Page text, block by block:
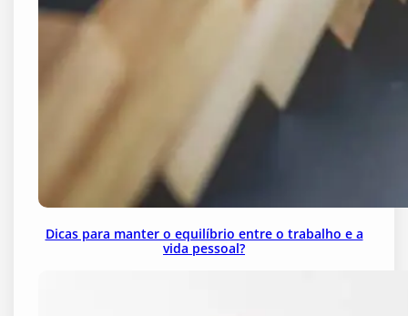
Dicas para manter o equilíbrio entre o trabalho e a
vida pessoal?